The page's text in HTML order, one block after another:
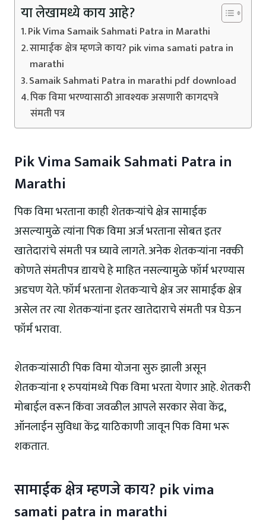
या लेखामध्ये काय आहे?
Pik Vima Samaik Sahmati Patra in Marathi
सामाईक क्षेत्र म्हणजे काय? pik vima samati patra in
marathi
Samaik Sahmati Patra in marathi pdf download
पिक विमा भरण्यासाठी आवश्यक असणारी कागदपत्रे
संमती पत्र
Pik Vima Samaik Sahmati Patra in
Marathi
पिक विमा भरताना काही शेतकऱ्यांचे क्षेत्र सामाईक
असल्यामुळे त्यांना पिक विमा अर्ज भरताना सोबत इतर
खातेदारांचे संमती पत्र घ्यावे लागते. अनेक शेतकऱ्यांना नक्की
कोणते संमतीपत्र द्यायचे हे माहित नसल्यामुळे फॉर्म भरण्यास
अडचण येते. फॉर्म भरताना शेतकऱ्याचे क्षेत्र जर सामाईक क्षेत्र
असेल तर त्या शेतकऱ्यांना इतर खातेदाराचे संमती पत्र घेऊन
फॉर्म भरावा.
शेतकऱ्यांसाठी पिक विमा योजना सुरु झाली असून
शेतकऱ्यांना १ रुपयांमध्ये पिक विमा भरता येणार आहे. शेतकरी
मोबाईल वरून किंवा जवळील आपले सरकार सेवा केंद्र,
ऑनलाईन सुविधा केंद्र याठिकाणी जावून पिक विमा भरू
शकतात.
सामाईक क्षेत्र म्हणजे काय? pik vima
samati patra in marathi